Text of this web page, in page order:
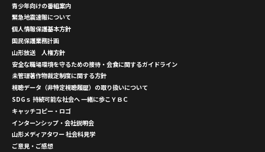
青少年向けの番組案内
緊急地震速報について
個人情報保護基本方針
国民保護業務計画
山形放送 人権方針
安全な職場環境を守るための接待・会食に関するガイドライン
未管理著作物裁定制度に関する方針
視聴データ（非特定視聴履歴）の取り扱いについて
SDGｓ 持続可能な社会へ 一緒に歩こＹＢＣ
キャッチコピー・ロゴ
インターンシップ・会社説明会
山形メディアタワー 社会科見学
ご意見・ご感想